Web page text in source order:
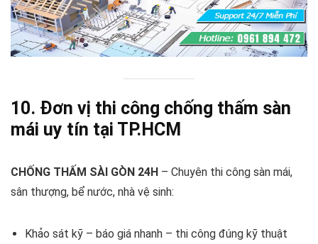
10. Đơn vị thi công chống thấm sàn
mái uy tín tại TP.HCM
CHỐNG THẤM SÀI GÒN 24H – Chuyên thi công sàn mái,
sân thượng, bể nước, nhà vệ sinh:
Khảo sát kỹ – báo giá nhanh – thi công đúng kỹ thuật